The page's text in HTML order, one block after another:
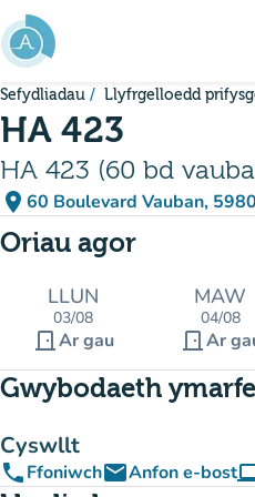
Mynd i'r prif gynnwys
Sefydliadau Llyfrgelloedd
HA 423
HA 423 (60 bd
place 60 Boulevard Vauban,
(agor
(tab
Oriau agor
LLUN
03/08
door_frontAr gau
MAW
04/08
door_front Ar
Gwybodaeth
Cyswllt
phoneFfoniwchemailAnfon e-bost